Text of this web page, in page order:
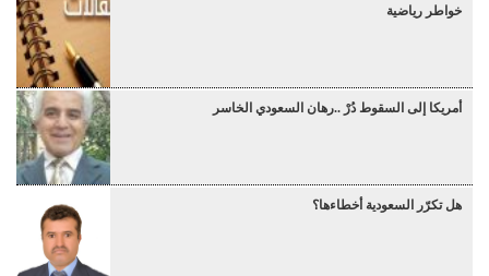
خواطر رياضية
أمريكا إلى السقوط دُرْ ..رهان السعودي الخاسر
هل تكرّر السعودية أخطاءها؟